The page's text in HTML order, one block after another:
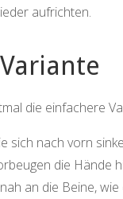
aufrichten.
die einfachere
sich nach vorn
die Hände
an die Beine,